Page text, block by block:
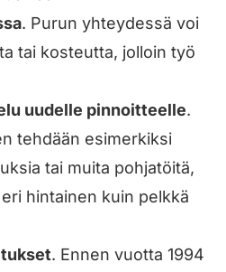
. Purun yhteydessä voi
tai kosteutta, jolloin työ
uudelle pinnoitteelle.
tehdään esimerkiksi
tai muita pohjatöitä,
hintainen kuin pelkkä
. Ennen vuotta 1994